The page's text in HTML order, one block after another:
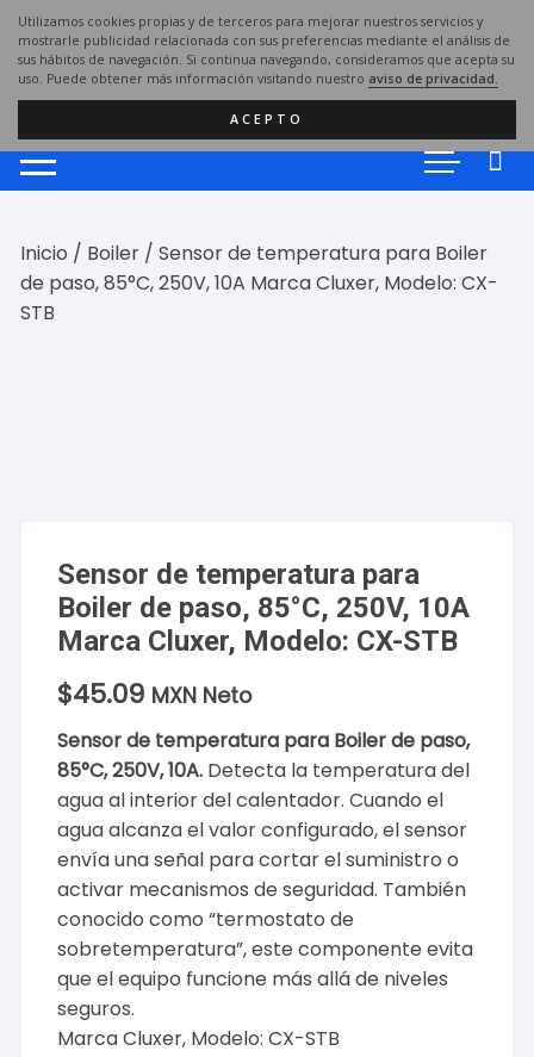
Utilizamos cookies propias y de terceros para mejorar nuestros servicios y
mostrarle publicidad relacionada con sus preferencias mediante el análisis de
sus hábitos de navegación. Si continua navegando, consideramos que acepta su
uso. Puede obtener más información visitando nuestro aviso de privacidad.
ACEPTO
Saltar
contenido
Inicio / Boiler / Sensor de temperatura para Boiler
de paso, 85°C, 250V, 10A Marca Cluxer, Modelo: CX-
STB
Sensor de temperatura para
Boiler de paso, 85°C, 250V, 10A
Marca Cluxer, Modelo: CX-STB
$45.09 MXN Neto
Sensor de temperatura para Boiler de paso,
85°C, 250V, 10A. Detecta la temperatura del
agua al interior del calentador. Cuando el
agua alcanza el valor configurado, el sensor
envía una señal para cortar el suministro o
activar mecanismos de seguridad. También
conocido como “termostato de
sobretemperatura”, este componente evita
que el equipo funcione más allá de niveles
seguros.
Marca Cluxer, Modelo: CX-STB